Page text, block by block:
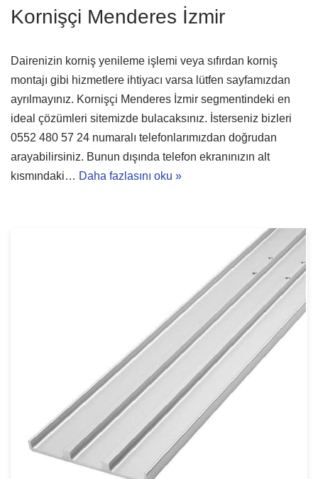
Kornişçi Menderes İzmir
Dairenizin korniş yenileme işlemi veya sıfırdan korniş
montajı gibi hizmetlere ihtiyacı varsa lütfen sayfamızdan
ayrılmayınız. Kornişçi Menderes İzmir segmentindeki en
ideal çözümleri sitemizde bulacaksınız. İsterseniz bizleri
0552 480 57 24 numaralı telefonlarımızdan doğrudan
arayabilirsiniz. Bunun dışında telefon ekranınızın alt
kısmındaki… Daha fazlasını oku »